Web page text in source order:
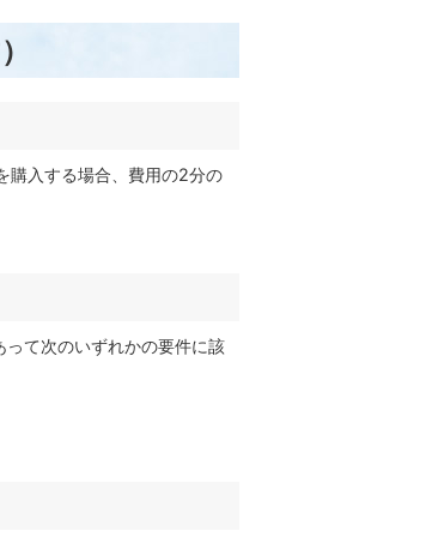
購入する場合、費用の2分の
て次のいずれかの要件に該